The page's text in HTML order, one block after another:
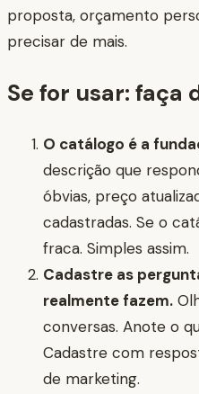
proposta, orçamento
precisar de mais.
Se for usar: faça
O catálogo é a
descrição que
óbvias, preço
cadastradas. Se o
fraca. Simples assim.
Cadastre as
realmente fazem.
conversas. Anote o
Cadastre com
de marketing.